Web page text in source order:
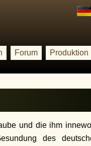
Forum Produktion
und die ihm
des